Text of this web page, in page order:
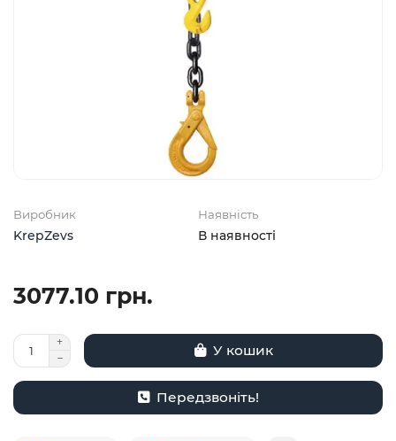
Виробник
KrepZevs
Наявність
В наявності
3077.10 грн.
У кошик
Передзвоніть!